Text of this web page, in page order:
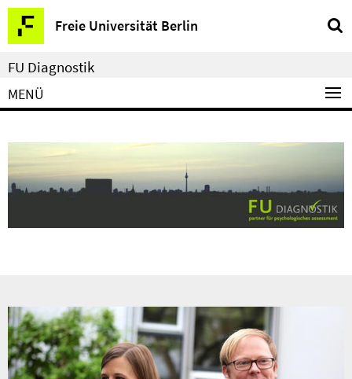
Springe
direkt
zu
Inhalt
Freie Universität Berlin
Service-
Navigation
FU Diagnostik
MENÜ